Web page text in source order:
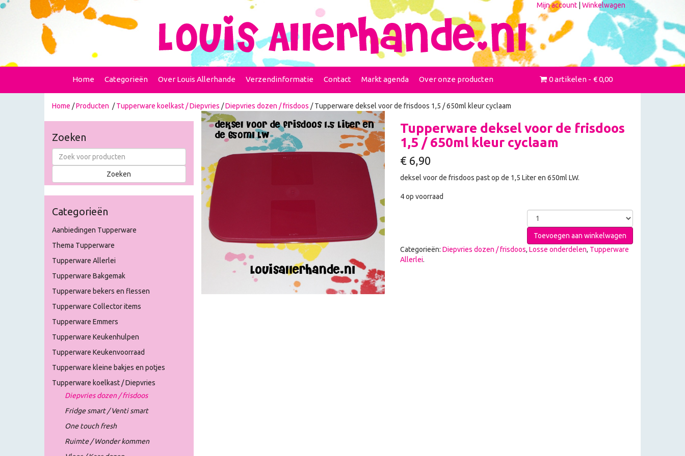
Mijn account Winkelwagen
Home Categorieën Over Louis Allerhande Verzendinformatie Contact Markt agenda Over onze producten 0 artikelen € 0,00
Home /Producten /Tupperware koelkast / Diepvries /Diepvries dozen / frisdoos / Tupperware deksel voor de frisdoos 1,5 / 650ml kleur cyclaam
Zoeken
Categorieën
Aanbiedingen Tupperware
Thema Tupperware
Tupperware Allerlei
Tupperware Bakgemak
Tupperware bekers en flessen
Tupperware Collector items
Tupperware Emmers
Tupperware Keukenhulpen
Tupperware Keukenvoorraad
Tupperware kleine bakjes en potjes
Tupperware koelkast / Diepvries
Diepvries dozen / frisdoos
Fridge smart / Venti smart
One touch fresh
Ruimte / Wonder kommen
Tupperware deksel voor de frisdoos
1,5 / 650ml kleur cyclaam
€6,90
deksel voor de frisdoos past op de 1,5 Liter en 650ml LW.
4 op voorraad
Toevoegen aan winkelwagen
Categorieën: Diepvries dozen / frisdoos, Losse onderdelen, Tupperware
Allerlei.